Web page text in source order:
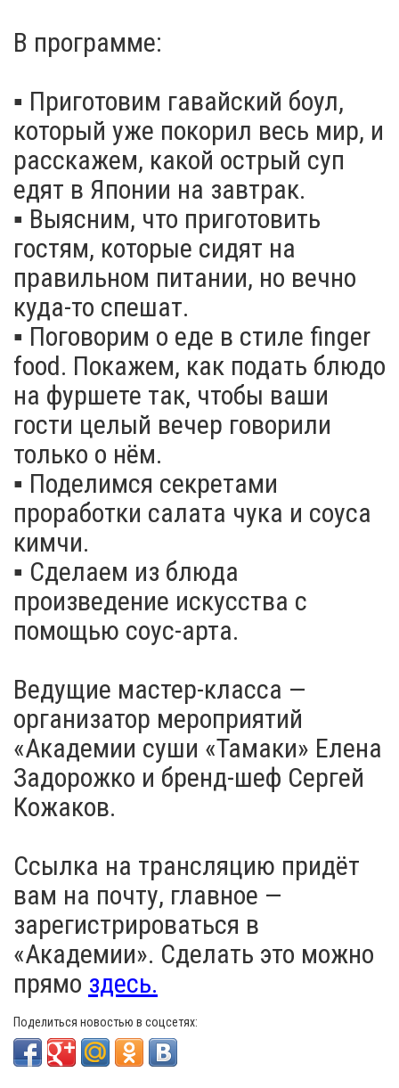
В программе:
▪️ Приготовим гавайский боул,
который уже покорил весь мир, и
расскажем, какой острый суп
едят в Японии на завтрак.
▪️ Выясним, что приготовить
гостям, которые сидят на
правильном питании, но вечно
куда-то спешат.
▪️ Поговорим о еде в стиле finger
food. Покажем, как подать блюдо
на фуршете так, чтобы ваши
гости целый вечер говорили
только о нём.
▪️ Поделимся секретами
проработки салата чука и соуса
кимчи.
▪️ Сделаем из блюда
произведение искусства с
помощью соус-арта.
Ведущие мастер-класса —
организатор мероприятий
«Академии суши «Тамаки» Елена
Задорожко и бренд-шеф Сергей
Кожаков.
Ссылка на трансляцию придёт
вам на почту, главное —
зарегистрироваться в
«Академии». Сделать это можно
прямо здесь.
Поделиться новостью в соцсетях: